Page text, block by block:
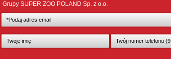
Grupy SUPER ZOO POLAND Sp. z o.o.